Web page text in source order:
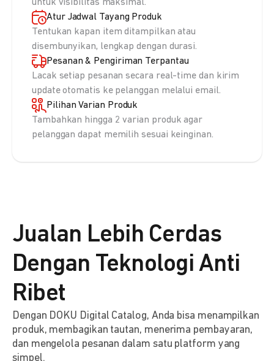
untuk visibilitas maksimal.
Atur Jadwal Tayang Produk
Tentukan kapan item ditampilkan atau
disembunyikan, lengkap dengan durasi.
Pesanan & Pengiriman Terpantau
Lacak setiap pesanan secara real-time dan kirim
update otomatis ke pelanggan melalui email.
Pilihan Varian Produk
Tambahkan hingga 2 varian produk agar
pelanggan dapat memilih sesuai keinginan.
Jualan Lebih Cerdas
Dengan Teknologi Anti
Ribet
Dengan DOKU Digital Catalog, Anda bisa menampilkan
produk, membagikan tautan, menerima pembayaran,
dan mengelola pesanan dalam satu platform yang
simpel.